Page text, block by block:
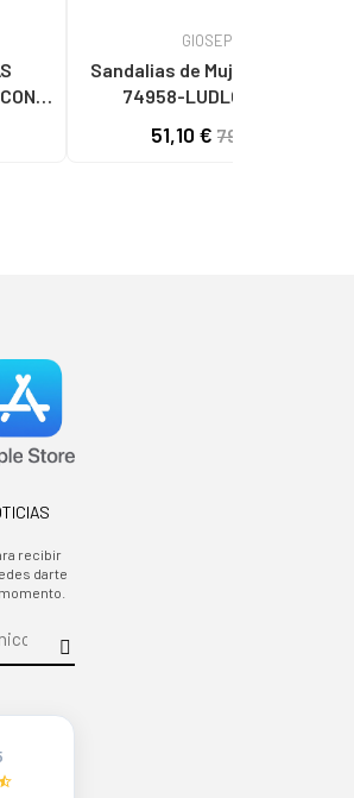
GIOSEPPO
Sandalias de Mujer GIOSEPPO
74958-LUDLOW VACA
51,10 € 79,95 €
recibir
darte